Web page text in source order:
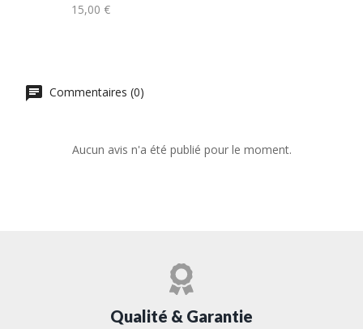
15,00 €
Commentaires (0)
Aucun avis n'a été publié pour le moment.
Qualité & Garantie